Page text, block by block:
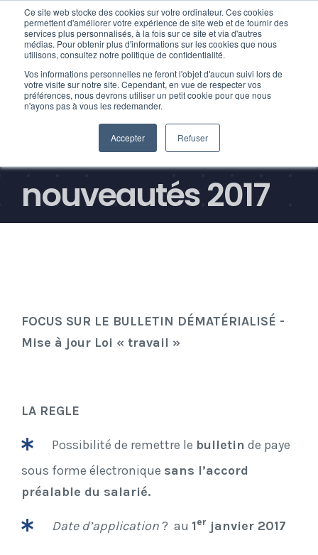
Ce site web stocke des cookies sur votre ordinateur. Ces cookies
permettent d'améliorer votre expérience de site web et de fournir des
services plus personnalisés, à la fois sur ce site et via d'autres
médias. Pour obtenir plus d'informations sur les cookies que nous
utilisons, consultez notre politique de confidentialité.
Vos informations personnelles ne feront l'objet d'aucun suivi lors de
votre visite sur notre site. Cependant, en vue de respecter vos
préférences, nous devrons utiliser un petit cookie pour que nous
n'ayons pas à vous les redemander.
Accepter Refuser
Bulletin
dématérialisé : les
nouveautés 2017
FOCUS SUR LE BULLETIN DÉMATÉRIALISÉ -
Mise à jour Loi « travail »
LA REGLE
Possibilité de remettre le bulletin de paye
sous forme électronique sans l’accord
préalable du salarié.
Date d’application? au 1 er janvier 2017